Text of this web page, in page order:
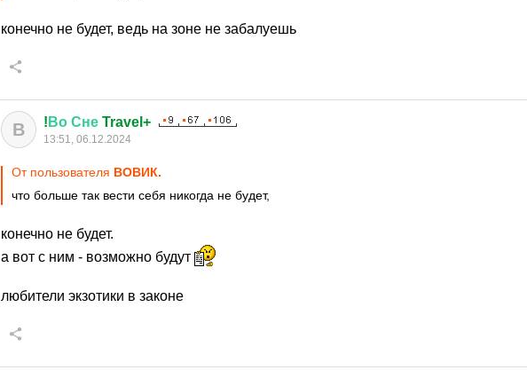
конечно не будет, ведь на зоне не забалуешь
В ! Во Сне Travel+
13:51, 06.12.2024
От пользователя ВОВИК.
что больше так вести себя никогда не будет,
конечно не будет.
а вот с ним - возможно будут
любители экзотики в законе